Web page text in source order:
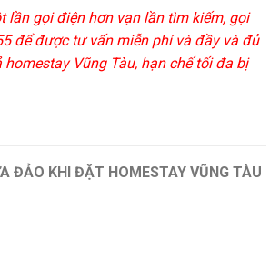
lần gọi điện hơn vạn lần tìm kiếm, gọi
để được tư vấn miễn phí và đầy và đủ
homestay Vũng Tàu, hạn chế tối đa bị
ĐẢO KHI ĐẶT HOMESTAY VŨNG TÀU